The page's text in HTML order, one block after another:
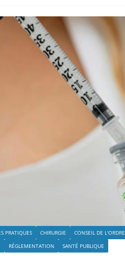
PRATIQUES CHIRURGIE CONSEIL DE L'ORDRE
RÉGLEMENTATION SANTÉ PUBLIQUE